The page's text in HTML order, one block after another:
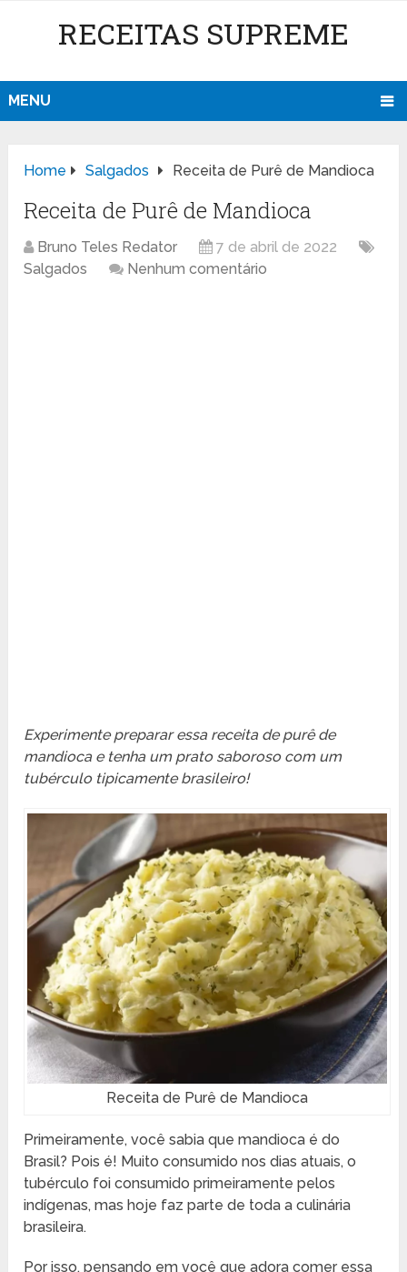
RECEITAS SUPREME
MENU
Home Salgados Receita de Purê de Mandioca
Receita de Purê de Mandioca
Bruno Teles Redator
7 de abril de 2022
Salgados
Nenhum comentário
Experimente preparar essa receita de purê de
mandioca e tenha um prato saboroso com um
tubérculo tipicamente brasileiro!
Receita de Purê de Mandioca
Primeiramente, você sabia que mandioca é do
Brasil? Pois é! Muito consumido nos dias atuais, o
tubérculo foi consumido primeiramente pelos
indígenas, mas hoje faz parte de toda a culinária
brasileira.
Por isso, pensando em você que adora comer essa